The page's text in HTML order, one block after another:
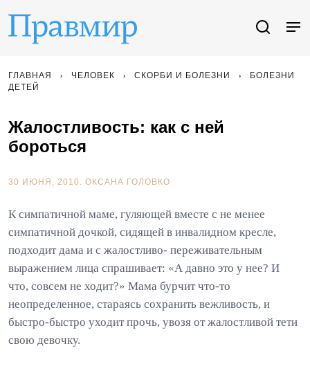
ГЛАВНАЯ ЧЕЛОВЕК СКОРБИ И БОЛЕЗНИ
БОЛЕЗНИ
ДЕТЕЙ
Жалостливость: как с ней
бороться
30 ИЮНЯ, 2010. ОКСАНА ГОЛОВКО
К симпатичной маме, гуляющей вместе с не менее
симпатичной дочкой, сидящей в инвалидном кресле,
подходит дама и с жалостливо- переживательным
выражением лица спрашивает: «А давно это у нее? И
что, совсем не ходит?» Мама бурчит что-то
неопределенное, стараясь сохранить вежливость, и
быстро-быстро уходит прочь, увозя от жалостливой тети
свою девочку.